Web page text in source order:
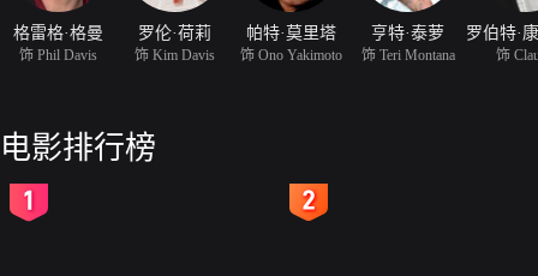
格雷格·格曼
饰 Phil Davis
罗伦·荷莉
饰 Kim Davis
帕特·莫里塔
饰 Ono Yakimoto
亨特·泰萝
饰 Teri Montana 饰
电影排行榜